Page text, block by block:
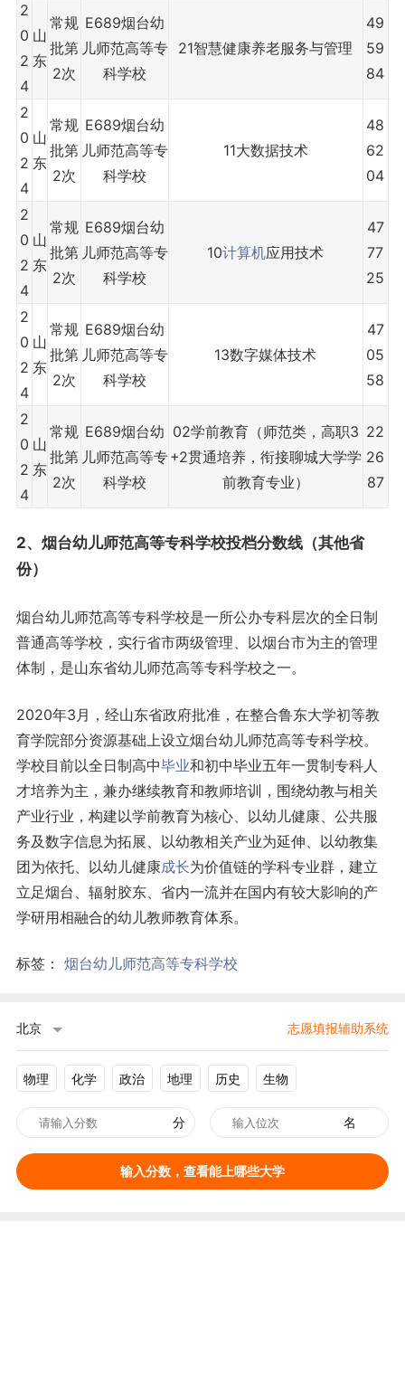
2
0
2
4
山
东
常规
批第
2次
E689烟台幼
儿师范高等专
科学校
21智慧健康养老服务与管理
49
59
84
2
0
2
4
山
东
常规
批第
2次
E689烟台幼
儿师范高等专
科学校
11大数据技术
48
62
04
2
0
2
4
山
东
常规
批第
2次
E689烟台幼
儿师范高等专
科学校
10计算机应用技术
47
77
25
2
0
2
4
山
东
常规
批第
2次
E689烟台幼
儿师范高等专
科学校
13数字媒体技术
47
05
58
2
0
2
4
山
东
常规
批第
2次
E689烟台幼
儿师范高等专
科学校
02学前教育（师范类，高职3
+2贯通培养，衔接聊城大学学
前教育专业）
22
26
87
2、烟台幼儿师范高等专科学校投档分数线（其他省
份）
烟台幼儿师范高等专科学校是一所公办专科层次的全日制
普通高等学校，实行省市两级管理、以烟台市为主的管理
体制，是山东省幼儿师范高等专科学校之一。
2020年3月，经山东省政府批准，在整合鲁东大学初等教
育学院部分资源基础上设立烟台幼儿师范高等专科学校。
学校目前以全日制高中毕业和初中毕业五年一贯制专科人
才培养为主，兼办继续教育和教师培训，围绕幼教与相关
产业行业，构建以学前教育为核心、以幼儿健康、公共服
务及数字信息为拓展、以幼教相关产业为延伸、以幼教集
团为依托、以幼儿健康成长为价值链的学科专业群，建立
立足烟台、辐射胶东、省内一流并在国内有较大影响的产
学研用相融合的幼儿教师教育体系。
标签： 烟台幼儿师范高等专科学校
北京 志愿填报辅助系统
物理 化学 政治 地理 历史 生物
分 名
输入分数，查看能上哪些大学